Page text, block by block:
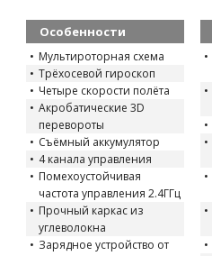
Особенности
Мультироторная схема
Трёхосевой гироскоп
Четыре скорости полёта
Акробатические 3D
перевороты
Съёмный аккумулятор
4 канала управления
Помехоустойчивая
частота управления 2.4ГГц
Прочный каркас из
углеволокна
Зарядное устройство от